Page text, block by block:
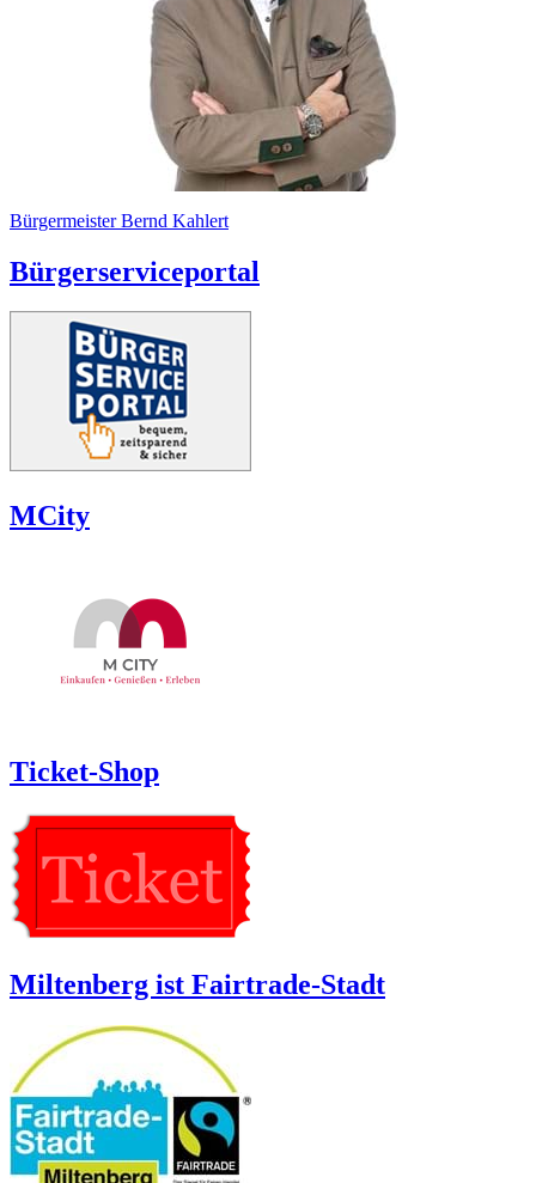
Bürgermeister Bernd Kahlert
Bürgerserviceportal
MCity
Ticket-Shop
Miltenberg ist Fairtrade-Stadt